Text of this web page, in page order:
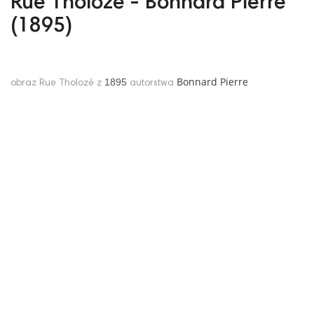
(1895)
obraz Rue Tholozé z 1895 autorstwa Bonnard Pierre